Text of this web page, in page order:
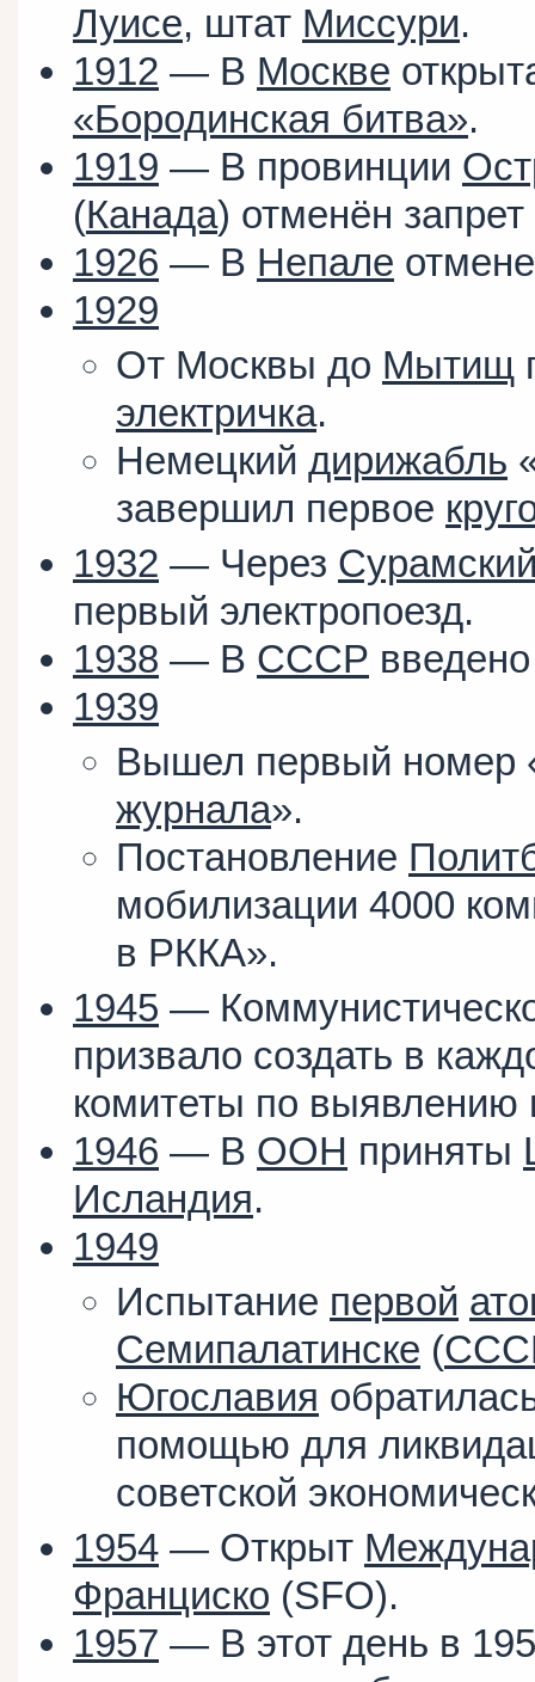
Луисе, штат Миссури.
1912 — В Москве
«Бородинская битва».
1919 — В провинции
(Канада) отменён
1926 — В Непале
1929
От Москвы до Мытищ
электричка.
Немецкий дирижабль
завершил первое
1932 — Через
первый электропоезд.
1938 — В СССР
1939
Вышел первый номер
журнала».
Постановление
мобилизации 4000
в РККА».
1945 —
призвало создать в
комитеты по выявлению
1946 — В ООН приняты
Исландия.
1949
Испытание первой
Семипалатинске (
Югославия
помощью для
советской
1954 — Открыт
Франциско (SFO).
1957 — В этот день в